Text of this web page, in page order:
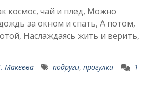
космос, чай и плед, Можно
за окном и спать, А потом,
Наслаждаясь жить и верить,
Макеева подруги, прогулки
1